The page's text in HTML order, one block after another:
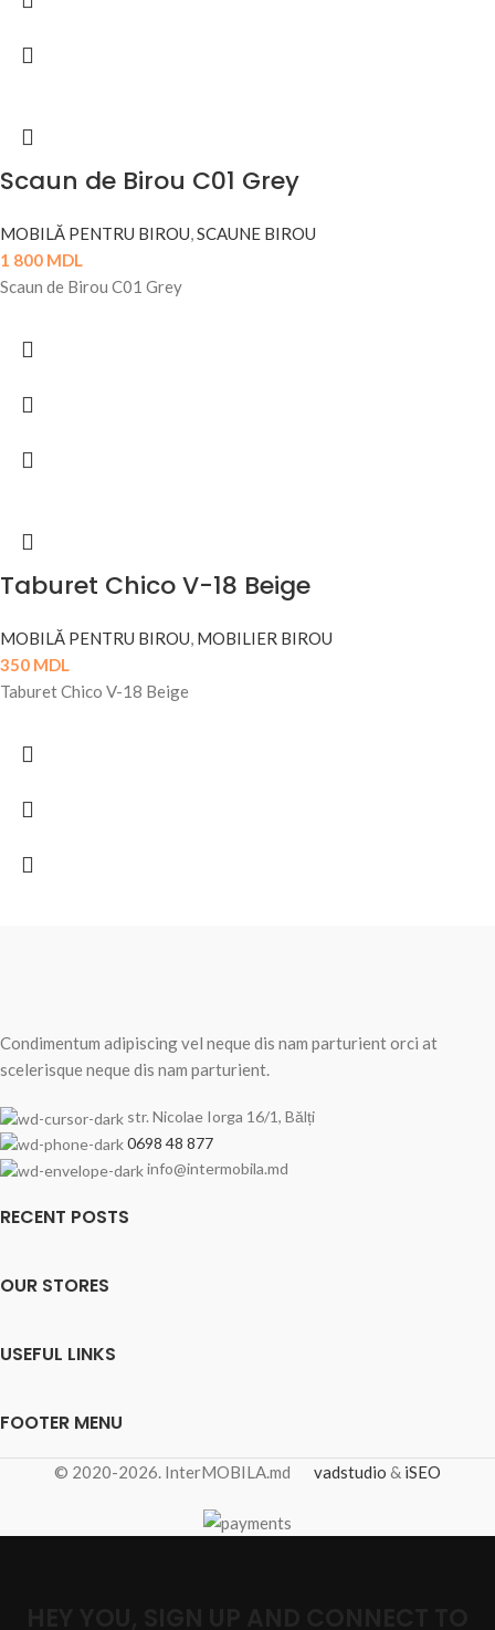
Scaun de Birou C01 Grey
MOBILĂ PENTRU BIROU,SCAUNE BIROU
1 800 MDL
Scaun de Birou C01 Grey
Taburet Chico V-18 Beige
MOBILĂ PENTRU BIROU, MOBILIER BIROU
350 MDL
Taburet Chico V-18 Beige
Condimentum adipiscing vel neque dis nam parturient orci at
scelerisque neque dis nam parturient.
str. Nicolae Iorga 16/1, Bălți
0698 48 877
info@intermobila.md
RECENT POSTS
OUR STORES
USEFUL LINKS
FOOTER MENU
© 2020-2026. InterMOBILA.md vadstudio & iSEO